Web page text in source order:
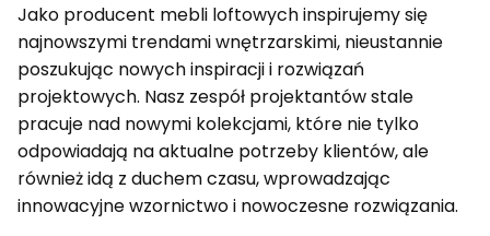
Jako producent mebli loftowych inspirujemy się
najnowszymi trendami wnętrzarskimi, nieustannie
poszukując nowych inspiracji i rozwiązań
projektowych. Nasz zespół projektantów stale
pracuje nad nowymi kolekcjami, które nie tylko
odpowiadają na aktualne potrzeby klientów, ale
również idą z duchem czasu, wprowadzając
innowacyjne wzornictwo i nowoczesne rozwiązania.